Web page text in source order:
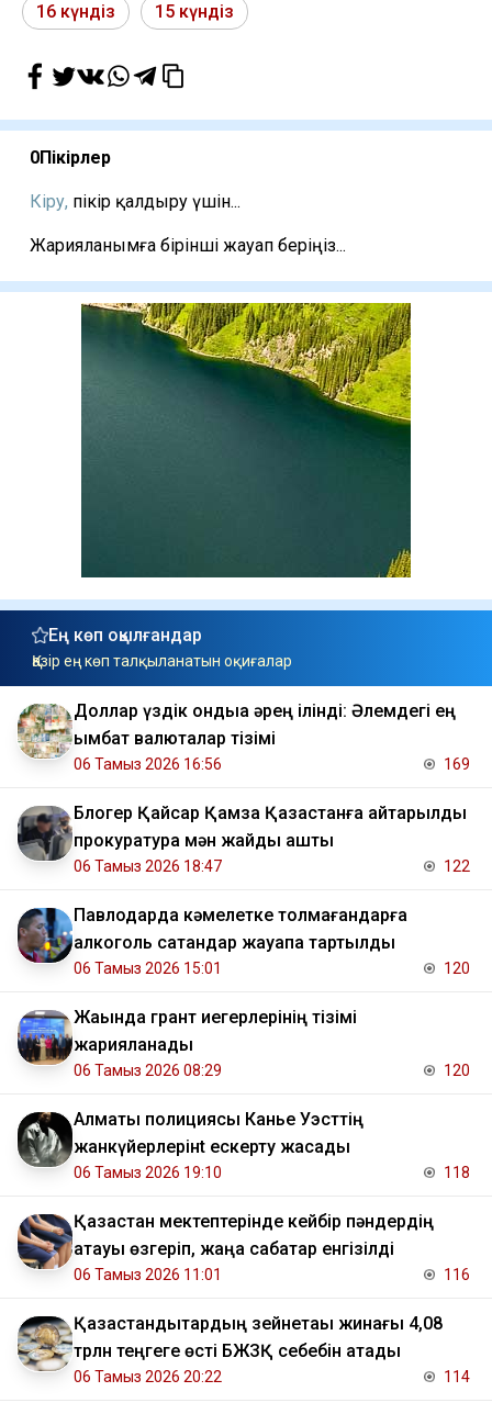
16 күндіз 15 күндіз
0Пікірлер
Кіру, пікір қалдыру үшін...
Жарияланымға бірінші жауап беріңіз...
Ең көп оқылғандар
Қазір ең көп талқыланатын оқиғалар
Доллар үздік ондыққа әрең ілінді: Әлемдегі ең
қымбат валюталар тізімі
06 Тамыз 2026 16:56 169
Блогер Қайсар Қамза Қазақстанға қайтарылды
прокуратура мән жайды ашты
06 Тамыз 2026 18:47 122
Павлодарда кәмелетке толмағандарға
алкоголь сатқандар жауапқа тартылды
06 Тамыз 2026 15:01 120
Жақында грант иегерлерінің тізімі
жарияланады
06 Тамыз 2026 08:29 120
Алматы полициясы Канье Уэсттің
жанкүйерлерінt ескерту жасады
06 Тамыз 2026 19:10 118
Қазақстан мектептерінде кейбір пәндердің
атауы өзгеріп, жаңа сабақтар енгізілді
06 Тамыз 2026 11:01 116
Қазақстандықтардың зейнетақы жинағы 4,08
трлн теңгеге өсті БЖЗҚ себебін атады
06 Тамыз 2026 20:22 114